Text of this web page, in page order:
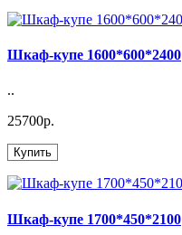
Шкаф-купе 1600*600*2400
..
25700р.
Купить
Шкаф-купе 1700*450*2100